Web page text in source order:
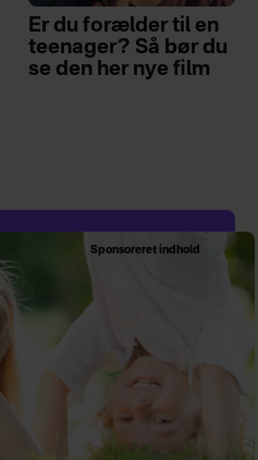
Er du forælder til en
teenager? Så bør du
se den her nye film
Sponsoreret indhold